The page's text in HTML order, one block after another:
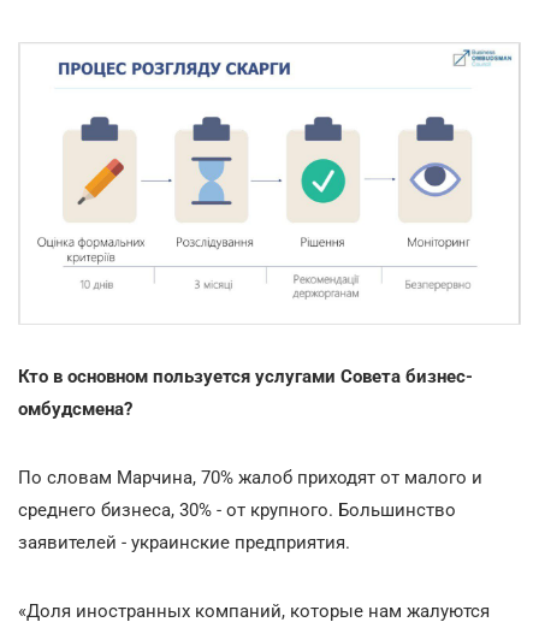
Кто в основном пользуется услугами Совета бизнес-
омбудсмена?
По словам Марчина, 70% жалоб приходят от малого и
среднего бизнеса, 30% - от крупного. Большинство
заявителей - украинские предприятия.
«Доля иностранных компаний, которые нам жалуются